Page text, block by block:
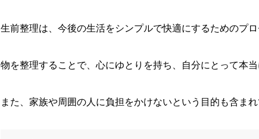
生前整理は、今後の生活をシンプルで快適にするためのプ
物を整理することで、心にゆとりを持ち、自分にとって本
また、家族や周囲の人に負担をかけないという目的も含ま